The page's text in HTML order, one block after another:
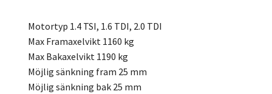
Motortyp 1.4 TSI, 1.6 TDI, 2.0 TDI
Max Framaxelvikt 1160 kg
Max Bakaxelvikt 1190 kg
Möjlig sänkning fram 25 mm
Möjlig sänkning bak 25 mm